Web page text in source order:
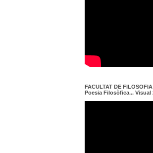
FACULTAT DE
Poesia Filosòfica... Visual